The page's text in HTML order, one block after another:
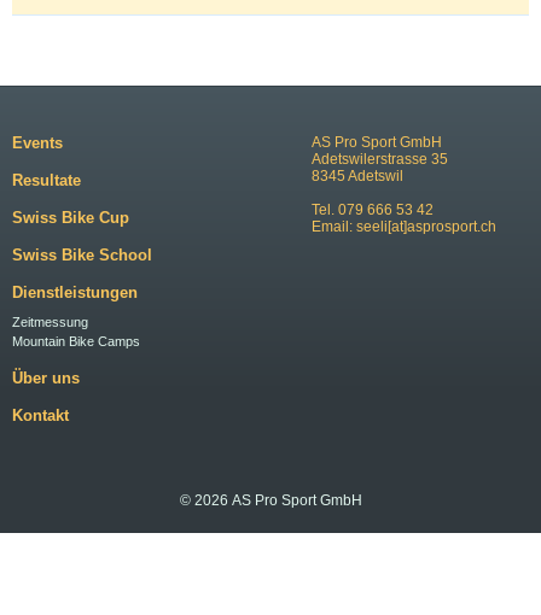
AS Pro Sport GmbH
Adetswilerstrasse 35
8345 Adetswil
Tel. 079 666 53 42
Email: seeli[at]asprosport.ch
Events
Resultate
Swiss Bike Cup
Swiss Bike School
Dienstleistungen
Zeitmessung
Mountain Bike Camps
Über uns
Kontakt
© 2026 AS Pro Sport GmbH